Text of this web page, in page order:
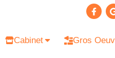
Cabinet Gros